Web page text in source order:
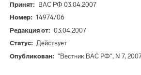
Принят
ВАС РФ 03.04.2007
Номер
14974/06
Редакция от
03.04.2007
Статус
Действует
Опубликован
"Вестник ВАС РФ", N 7,